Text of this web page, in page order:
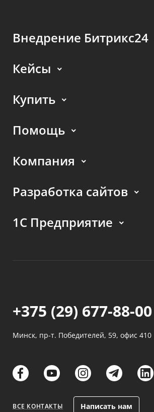
Внедрение Битрикс24
Разработка сайтов
1С Предприятие
Кейсы
Купить
Помощь
Компания
+375 (29) 677-88-00
Минск, пр-т. Победителей, 59, офис 410
links links links links
ВСЕ КОНТАКТЫ Написать нам